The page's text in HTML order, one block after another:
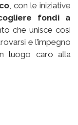
, con le iniziative
fondi a
che unisce così
e l’impegno
luogo caro alla